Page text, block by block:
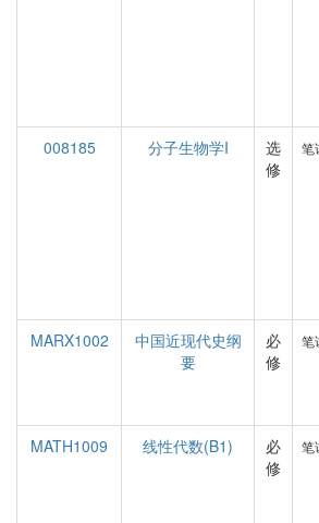
008185
分子生物学I
选
修
笔
MARX1002
中国近现代史纲
要
必
修
笔
MATH1009
线性代数(B1)
必
修
笔